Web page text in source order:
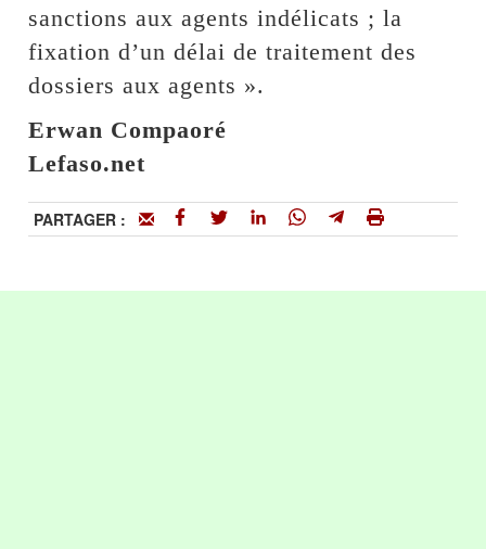
sanctions aux agents indélicats ; la
fixation d’un délai de traitement des
dossiers aux agents ».
Erwan Compaoré
Lefaso.net
PARTAGER :